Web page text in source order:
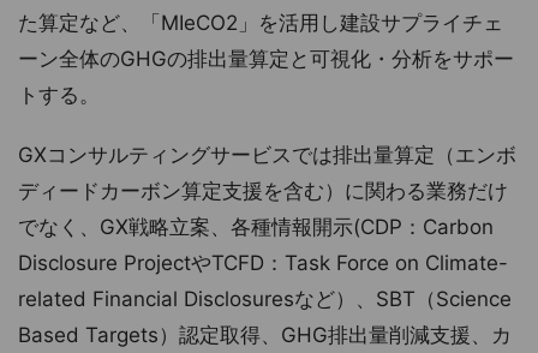
た算定など、「MIeCO2」を活用し建設サプライチェ
ーン全体のGHGの排出量算定と可視化・分析をサポー
トする。
GXコンサルティングサービスでは排出量算定（エンボ
ディードカーボン算定支援を含む）に関わる業務だけ
でなく、GX戦略立案、各種情報開示(CDP：Carbon
Disclosure ProjectやTCFD：Task Force on Climate-
related Financial Disclosuresなど）、SBT（Science
Based Targets）認定取得、GHG排出量削減支援、カ